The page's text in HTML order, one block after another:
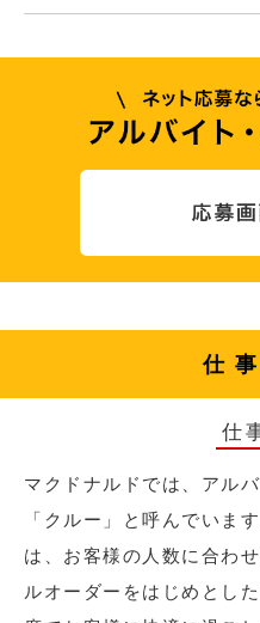
仕
仕
マクドナルドでは、アル
「クルー」と呼んでいま
は、お客様の人数に合わ
ルオーダーをはじめとし